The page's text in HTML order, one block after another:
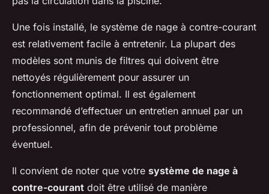
Une fois installé, le système de nage à contre-courant
est relativement facile à entretenir. La plupart des
modèles sont munis de filtres qui doivent être
nettoyés régulièrement pour assurer un
fonctionnement optimal. Il est également
recommandé d’effectuer un entretien annuel par un
professionnel, afin de prévenir tout problème
éventuel.
Il convient de noter que votre système de nage à
contre-courant doit être utilisé de manière